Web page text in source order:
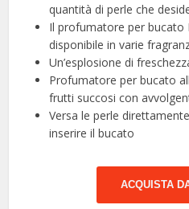
quantità di perle che
Il profumatore per bucato
disponibile in varie
Un’esplosione di
Profumatore per bucato
frutti succosi con
Versa le perle
inserire il bucato
ACQUISTA